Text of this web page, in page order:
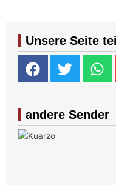
Unsere Seite
andere Sender